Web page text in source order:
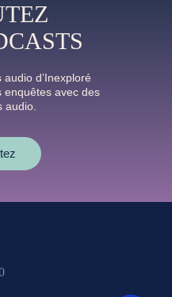
d’Inexploré
enquêtes avec des
audio.